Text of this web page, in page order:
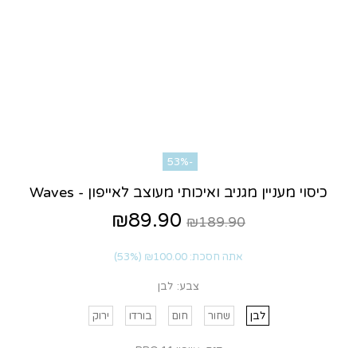
-53%
כיסוי מעניין מגניב ואיכותי מעוצב לאייפון - Waves
₪189.90
₪89.90
אתה חסכת: ₪100.00
(53%)
צבע: לבן
לבן שחור חום בורדו ירוק